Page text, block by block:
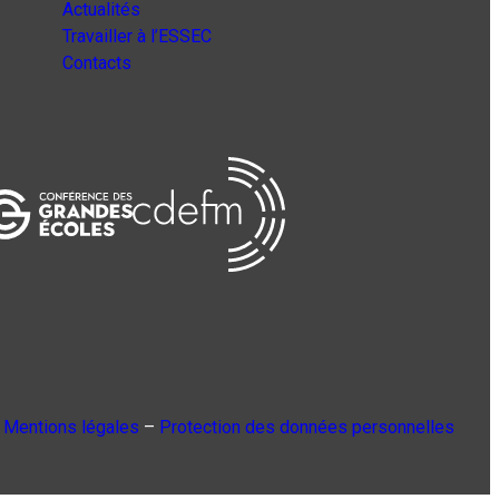
Actualités
Travailler à l’ESSEC
Contacts
Mentions légales – Protection des données personnelles